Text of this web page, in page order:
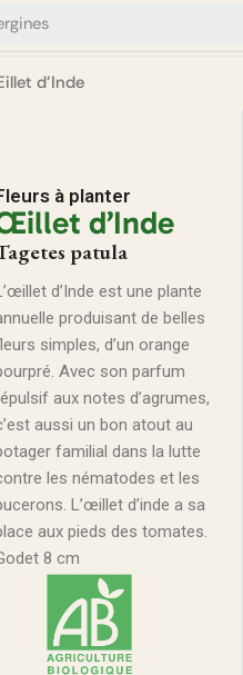
d’Inde
à planter
d’Inde
patula
d’Inde est une plante
produisant de belles
simples, d’un orange
Avec son parfum
aux notes d’agrumes,
aussi un bon atout au
familial dans la lutte
les nématodes et les
L’œillet d’inde a sa
aux pieds des tomates.
8 cm